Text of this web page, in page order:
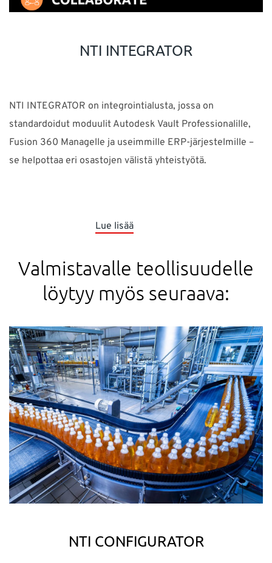
NTI INTEGRATOR
NTI INTEGRATOR on integrointialusta, jossa on
standardoidut moduulit Autodesk Vault Professionalille,
Fusion 360 Managelle ja useimmille ERP-järjestelmille –
se helpottaa eri osastojen välistä yhteistyötä.
Lue lisää
Valmistavalle teollisuudelle
löytyy myös seuraava:
NTI CONFIGURATOR